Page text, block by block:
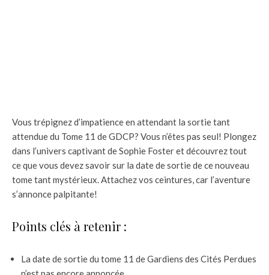
Vous trépignez d’impatience en attendant la sortie tant
attendue du Tome 11 de GDCP? Vous n’êtes pas seul! Plongez
dans l’univers captivant de Sophie Foster et découvrez tout
ce que vous devez savoir sur la date de sortie de ce nouveau
tome tant mystérieux. Attachez vos ceintures, car l’aventure
s’annonce palpitante!
Points clés à retenir :
La date de sortie du tome 11 de Gardiens des Cités Perdues